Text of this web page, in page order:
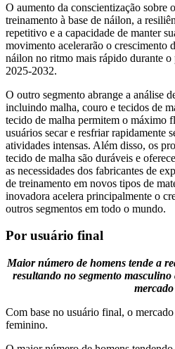
O aumento da conscientização sobre
treinamento à base de náilon, a
repetitivo e a capacidade de manter
movimento acelerarão o crescimento
náilon no ritmo mais rápido durante o
2025-2032.
O outro segmento abrange a análise
incluindo malha, couro e tecidos de
tecido de malha permitem o máximo
usuários secar e resfriar rapidamente
atividades intensas. Além disso, os
tecido de malha são duráveis ​​e
as necessidades dos fabricantes de
de treinamento em novos tipos de
inovadora acelera principalmente o
outros segmentos em todo o mundo.
Por usuário final
Maior número de homens tende a
resultando no segmento
mercado
Com base no usuário final, o
feminino.